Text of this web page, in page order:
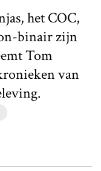
het COC,
binair zijn
Tom
van